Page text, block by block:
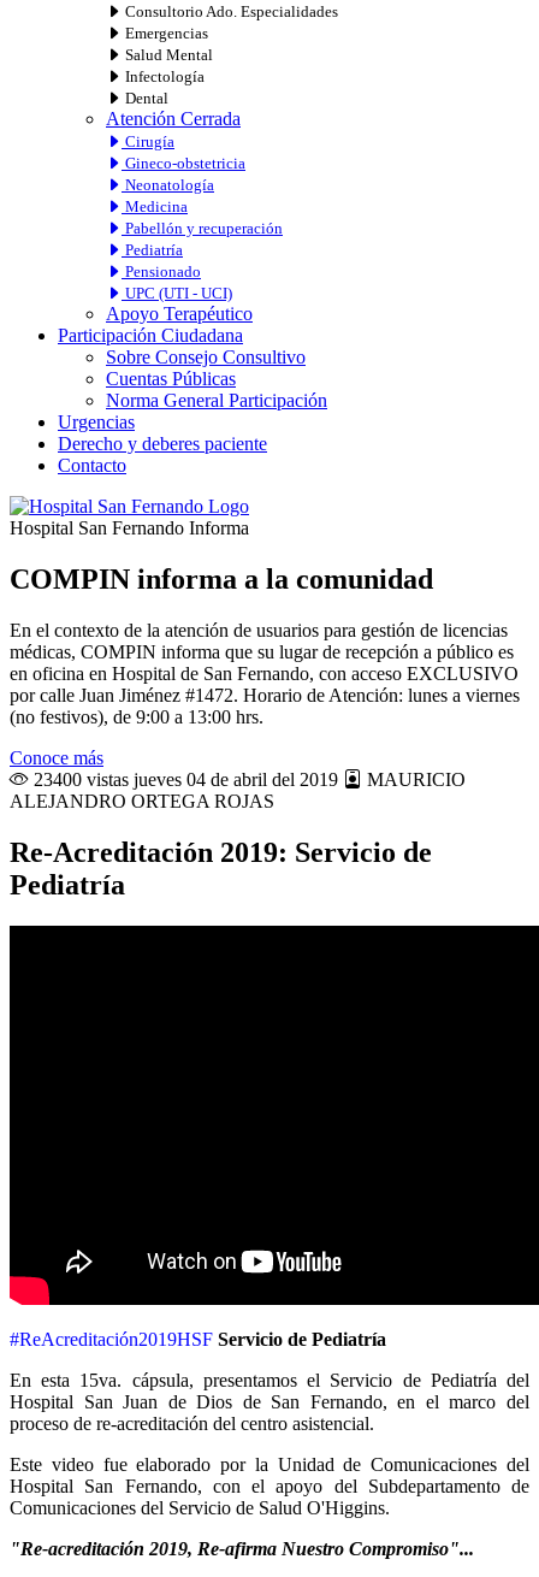
Consultorio Ado. Especialidades
Emergencias
Salud Mental
Infectología
Dental
Atención Cerrada
Cirugía
Gineco-obstetricia
Neonatología
Medicina
Pabellón y recuperación
Pediatría
Pensionado
UPC (UTI - UCI)
Apoyo Terapéutico
Participación Ciudadana
Sobre Consejo Consultivo
Cuentas Públicas
Norma General Participación
Urgencias
Derecho y deberes paciente
Contacto
Hospital San Fernando Informa
COMPIN informa a la comunidad
En el contexto de la atención de usuarios para gestión de licencias
médicas, COMPIN informa que su lugar de recepción a público es
en oficina en Hospital de San Fernando, con acceso EXCLUSIVO
por calle Juan Jiménez #1472. Horario de Atención: lunes a viernes
(no festivos), de 9:00 a 13:00 hrs.
Conoce más
23400 vistas jueves 04 de abril del 2019
MAURICIO
ALEJANDRO ORTEGA ROJAS
Re-Acreditación 2019: Servicio de
Pediatría
#ReAcreditación2019HSF Servicio de Pediatría
En esta 15va. cápsula, presentamos el Servicio de Pediatría del
Hospital San Juan de Dios de San Fernando, en el marco del
proceso de re-acreditación del centro asistencial.
Este video fue elaborado por la Unidad de Comunicaciones del
Hospital San Fernando, con el apoyo del Subdepartamento de
Comunicaciones del Servicio de Salud O'Higgins.
"Re-acreditación 2019, Re-afirma Nuestro Compromiso"...